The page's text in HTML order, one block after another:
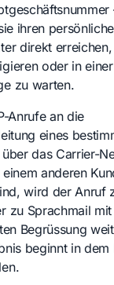
ihren
direkt
oder in einer
zu warten.
Anrufe an die
eines
das Carrier-
anderen
wird der Anruf
zu Sprachmail
Begrüssung
beginnt in